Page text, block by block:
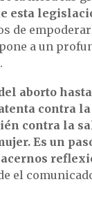
esta
de
a un
aborto
contra
contra la
Es un
el